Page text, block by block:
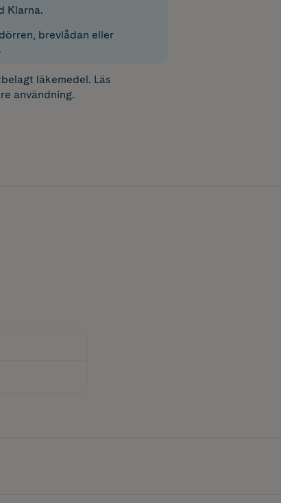
Klarna.
brevlådan eller
läkemedel. Läs
användning.